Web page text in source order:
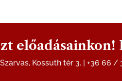
Kossuth tér 3. | +36 66 /